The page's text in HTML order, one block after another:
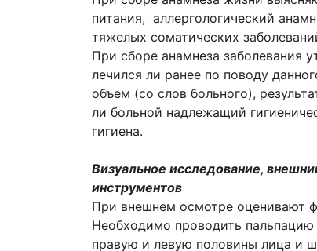
питания, аллергологический
тяжелых соматических
При сборе анамнеза заболевания
лечился ли ранее по поводу
объем (со слов больного),
ли больной надлежащий
гигиена.
Визуальное исследование,
инструментов
При внешнем осмотре оценивают
Необходимо проводить пальпацию
правую и левую половины лица и